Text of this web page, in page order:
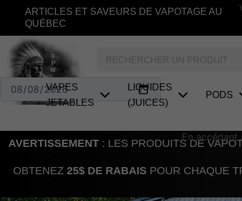
contenu
ARTICLES ET SAVEURS DE VAPOTAGE AU
QUÉBEC
VAPES
JETABLES
LIQUIDES
(JUICES)
PODS
AVERTISSEMENT: LES PRODUITS DE
OBTENEZ 25$ DE RABAISPOUR CHAQUE
En